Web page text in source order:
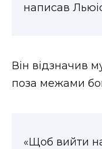
написав
Він відзначив
поза межами
«Щоб вийти